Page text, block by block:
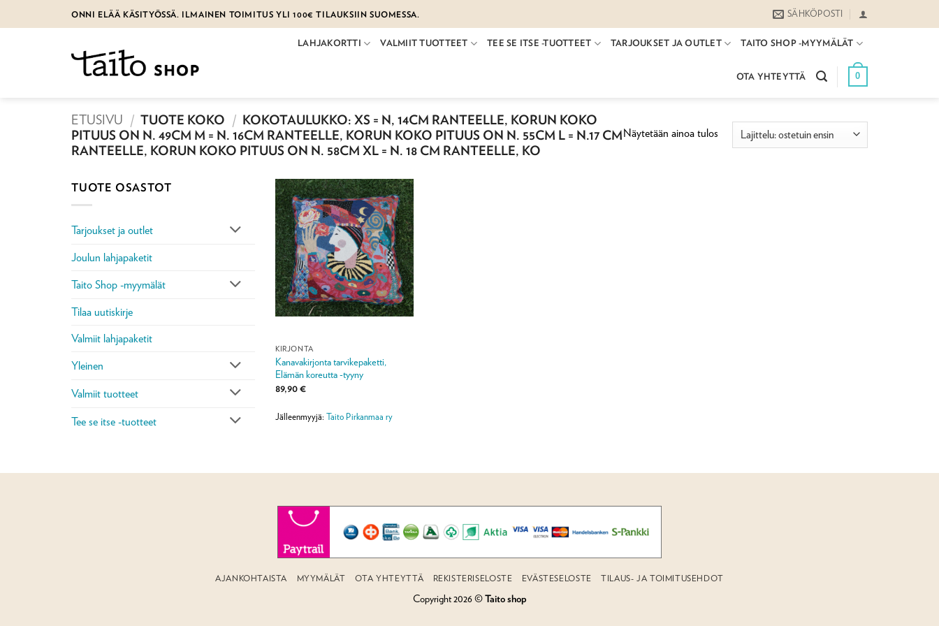
to
ONNI ELÄÄ KÄSITYÖSSÄ. ILMAINEN TOIMITUS YLI 100€ TILAUKSIIN SUOMESSA. SÄHKÖPOSTI
LAHJAKORTTI VALMIIT TUOTTEET TEE SE ITSE -TUOTTEET TARJOUKSET JA OUTLET TAITO SHOP -MYYMÄLÄT
OTA YHTEYTTÄ 0
ETUSIVU / TUOTE KOKO / KOKOTAULUKKO: XS = N, 14CM RANTEELLE, KORUN KOKO
PITUUS ON N. 49CM M = N. 16CM RANTEELLE, KORUN KOKO PITUUS ON N. 55CM L = N.17 CM
RANTEELLE, KORUN KOKO PITUUS ON N. 58CM XL = N. 18 CM RANTEELLE, KO
Näytetään ainoa tulos
TUOTE OSASTOT
Tarjoukset ja outlet
Joulun lahjapaketit
Taito Shop -myymälät
Tilaa uutiskirje
Valmiit lahjapaketit
Yleinen
Valmiit tuotteet
Tee se itse -tuotteet
KIRJONTA
Kanavakirjonta tarvikepaketti,
Elämän koreutta -tyyny
89,90€
Jälleenmyyjä:Taito Pirkanmaa ry
AJANKOHTAISTA MYYMÄLÄT OTA YHTEYTTÄ REKISTERISELOSTE EVÄSTESELOSTE TILAUS- JA TOIMITUSEHDOT
Copyright 2026 ©Taito shop